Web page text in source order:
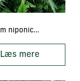
Athyrium niponicum ‘Pictum’
Læs mere